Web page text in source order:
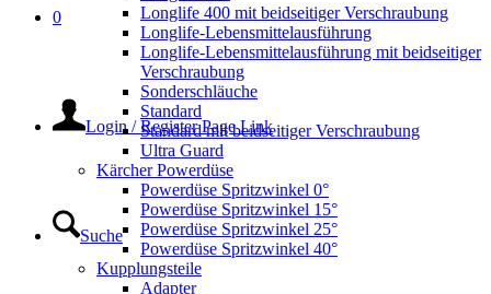
0
Login / Register Page Link
Suche
Longlife 400 mit beidseitiger Verschraubung
Longlife-Lebensmittelausführung
Longlife-Lebensmittelausführung mit beidseitiger
Verschraubung
Sonderschläuche
Standard
Standard mit beidseitiger Verschraubung
Ultra Guard
Kärcher Powerdüse
Powerdüse Spritzwinkel 0°
Powerdüse Spritzwinkel 15°
Powerdüse Spritzwinkel 25°
Powerdüse Spritzwinkel 40°
Kupplungsteile
Adapter